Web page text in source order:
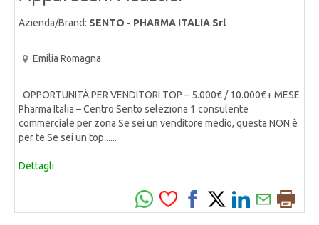
Azienda/Brand: SENTO - PHARMA ITALIA Srl
Emilia Romagna
OPPORTUNITÀ PER VENDITORI TOP – 5.000€ / 10.000€+ MESE
Pharma Italia – Centro Sento seleziona 1 consulente
commerciale per zona Se sei un venditore medio, questa NON è
per te Se sei un top......
Dettagli